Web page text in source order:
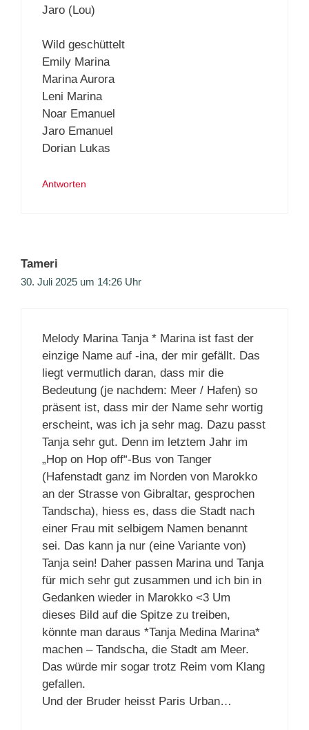
Jaro (Lou)
Wild geschüttelt
Emily Marina
Marina Aurora
Leni Marina
Noar Emanuel
Jaro Emanuel
Dorian Lukas
Antworten
Tameri
30. Juli 2025 um 14:26 Uhr
Melody Marina Tanja * Marina ist fast der
einzige Name auf -ina, der mir gefällt. Das
liegt vermutlich daran, dass mir die
Bedeutung (je nachdem: Meer / Hafen) so
präsent ist, dass mir der Name sehr wortig
erscheint, was ich ja sehr mag. Dazu passt
Tanja sehr gut. Denn im letztem Jahr im
„Hop on Hop off“-Bus von Tanger
(Hafenstadt ganz im Norden von Marokko
an der Strasse von Gibraltar, gesprochen
Tandscha), hiess es, dass die Stadt nach
einer Frau mit selbigem Namen benannt
sei. Das kann ja nur (eine Variante von)
Tanja sein! Daher passen Marina und Tanja
für mich sehr gut zusammen und ich bin in
Gedanken wieder in Marokko <3 Um
dieses Bild auf die Spitze zu treiben,
könnte man daraus *Tanja Medina Marina*
machen – Tandscha, die Stadt am Meer.
Das würde mir sogar trotz Reim vom Klang
gefallen.
Und der Bruder heisst Paris Urban…